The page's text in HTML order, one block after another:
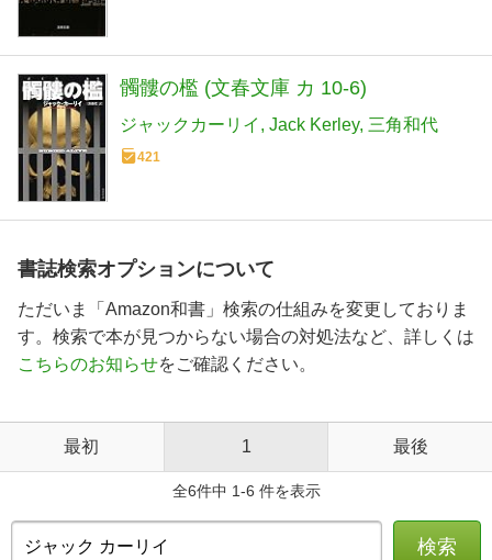
髑髏の檻 (文春文庫 カ 10-6)
ジャックカーリイ Jack Kerley 三角和代
421
書誌検索オプションについて
ただいま「Amazon和書」検索の仕組みを変更しておりま
す。検索で本が見つからない場合の対処法など、詳しくは
こちらのお知らせをご確認ください。
最初 1 最後
全6件中 1-6 件を表示
検索